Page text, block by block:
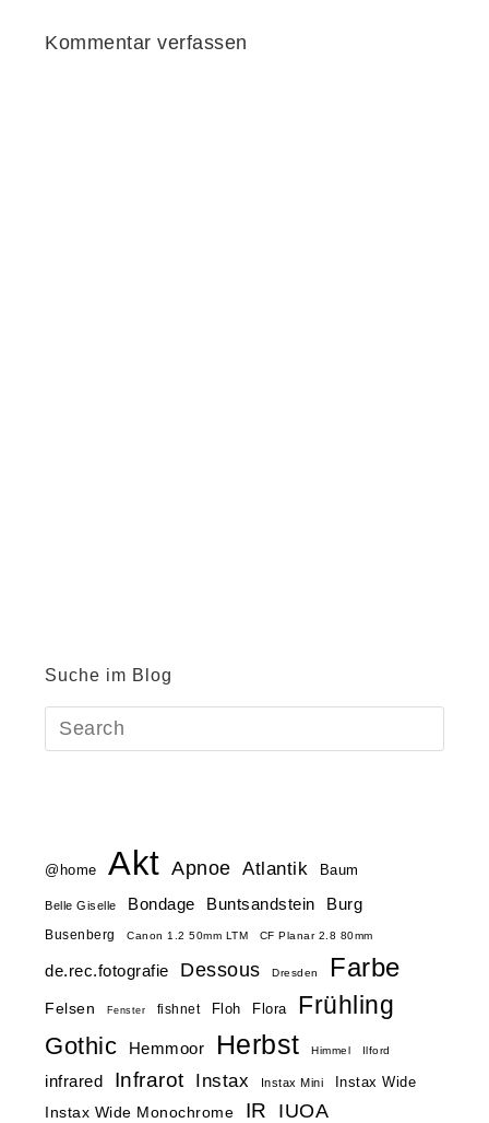
Kommentar verfassen
Suche im Blog
@home Akt Apnoe Atlantik Baum
Belle Giselle Bondage Buntsandstein Burg
Busenberg Canon 1.2 50mm LTM CF Planar 2.8 80mm
de.rec.fotografie Dessous Dresden Farbe
Felsen Fenster fishnet Floh Flora Frühling
Gothic Hemmoor Herbst Himmel Ilford
infrared Infrarot Instax Instax Mini
Instax Wide
Instax Wide Monochrome
IR
IUOA